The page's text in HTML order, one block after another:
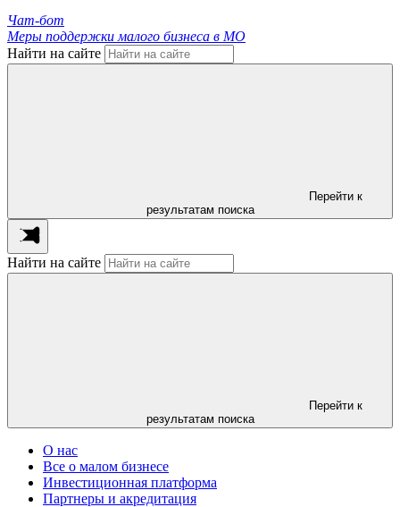
Чат-бот
Меры поддержки малого бизнеса в МО
Найти на сайте
Перейти к
результатам поиска
Найти на сайте
Перейти к
результатам поиска
О нас
Все о малом бизнесе
Инвестиционная платформа
Партнеры и акредитация